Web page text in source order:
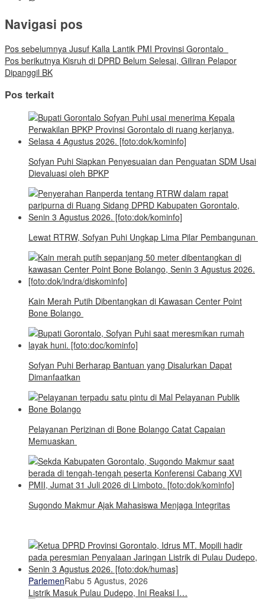
Navigasi pos
Pos sebelumnya Jusuf Kalla Lantik PMI Provinsi Gorontalo
Pos berikutnya Kisruh di DPRD Belum Selesai, Giliran Pelapor
Dipanggil BK
Pos terkait
Sofyan Puhi Siapkan Penyesuaian dan Penguatan SDM Usai
Dievaluasi oleh BPKP
Lewat RTRW, Sofyan Puhi Ungkap Lima Pilar Pembangunan
Kain Merah Putih Dibentangkan di Kawasan Center Point
Bone Bolango
Sofyan Puhi Berharap Bantuan yang Disalurkan Dapat
Dimanfaatkan
Pelayanan Perizinan di Bone Bolango Catat Capaian
Memuaskan
Sugondo Makmur Ajak Mahasiswa Menjaga Integritas
ParlemenRabu 5 Agustus, 2026
Listrik Masuk Pulau Dudepo, Ini Reaksi I…